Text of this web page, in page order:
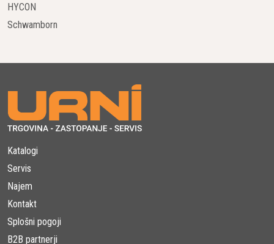
HYCON
Schwamborn
Katalogi
Servis
Najem
Kontakt
Splošni pogoji
B2B partnerji